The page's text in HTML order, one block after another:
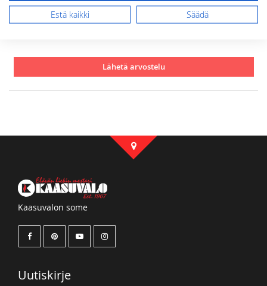
Lähetä arvostelu
Kaasuvalon some
Uutiskirje
Estä kaikki Säädä